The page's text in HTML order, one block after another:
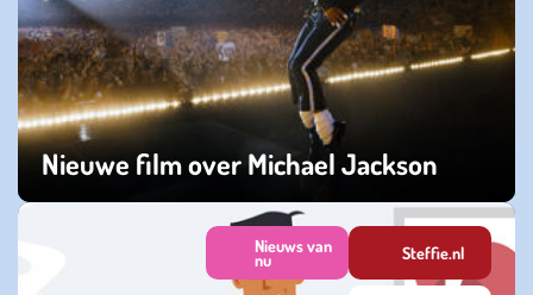
Nieuwe film over Michael Jackson
dinsdag 03 februari 2026
Nieuws van
nu Steffie.nl